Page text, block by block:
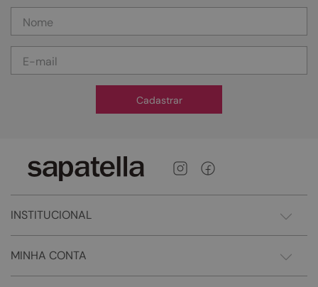
Cadastrar
INSTITUCIONAL
MINHA CONTA